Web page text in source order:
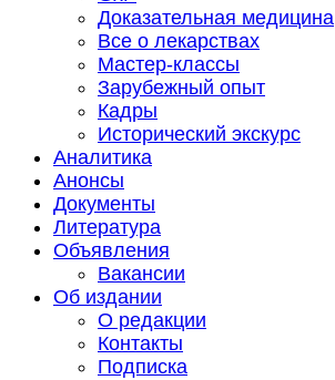
Доказательная медицина
Все о лекарствах
Мастер-классы
Зарубежный опыт
Кадры
Исторический экскурс
Аналитика
Анонсы
Документы
Литература
Объявления
Вакансии
Об издании
О редакции
Контакты
Подписка